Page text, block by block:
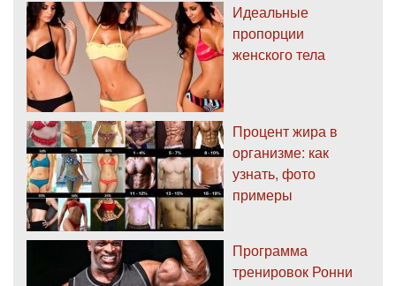
Идеальные
пропорции
женского тела
Процент жира в
организме: как
узнать, фото
примеры
Программа
тренировок Ронни